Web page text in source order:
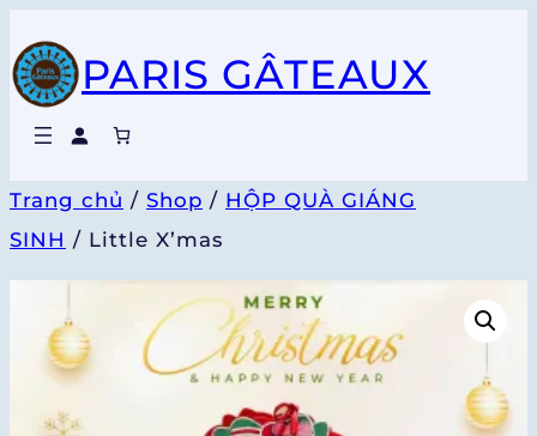
đến
phần
nội
PARIS GÂTEAUX
Trang chủ / Shop / HỘP QUÀ GIÁNG
SINH / Little X’mas